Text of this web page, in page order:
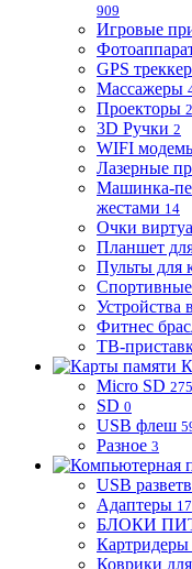
909
Игровые
GPS
Массажеры
Проекторы 2
3D Ручки 2
WIFI
Лазерные
Машинка-
жестами 14
Очки
Планшет
Пульты для
Устройства
Фитнес
ТВ-
Micro SD 275
SD 0
USB флеш
Разное 3
USB
Адаптеры 17
БЛОКИ
Картридеры
Коврики